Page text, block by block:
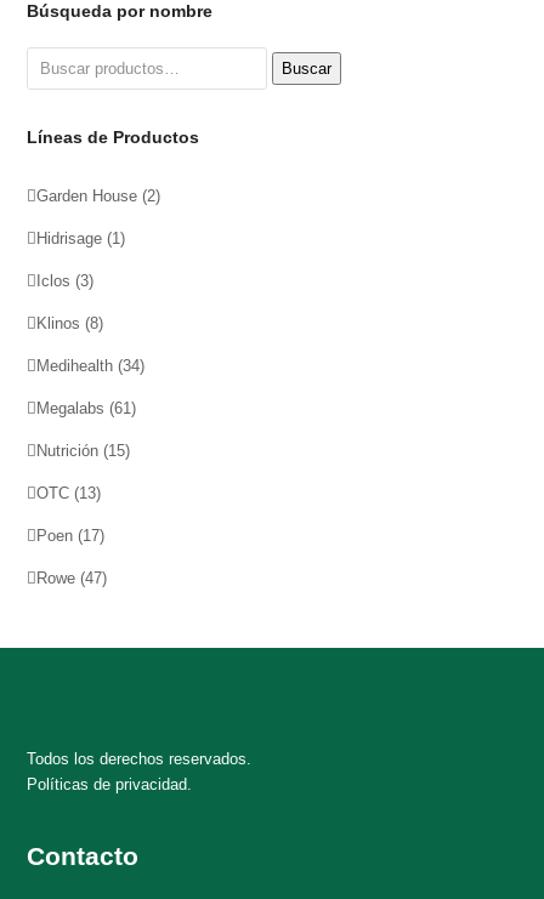
Búsqueda por nombre
Buscar
por:
Buscar
Líneas de Productos
Garden House (2)
Hidrisage (1)
Iclos (3)
Klinos (8)
Medihealth (34)
Megalabs (61)
Nutrición (15)
OTC (13)
Poen (17)
Rowe (47)
Todos los derechos reservados.
Políticas de privacidad.
Contacto